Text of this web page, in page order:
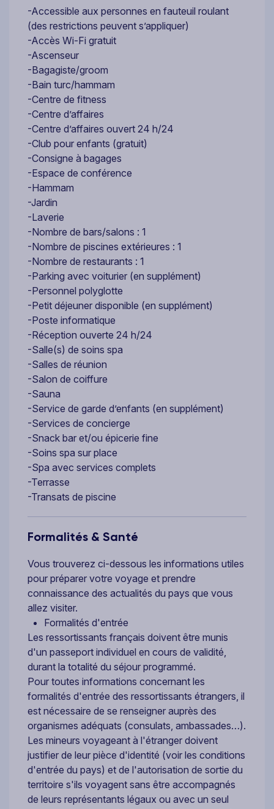
-Accessible aux personnes en fauteuil roulant
(des restrictions peuvent s’appliquer)
-Accès Wi-Fi gratuit
-Ascenseur
-Bagagiste/groom
-Bain turc/hammam
-Centre de fitness
-Centre d’affaires
-Centre d’affaires ouvert 24 h/24
-Club pour enfants (gratuit)
-Consigne à bagages
-Espace de conférence
-Hammam
-Jardin
-Laverie
-Nombre de bars/salons : 1
-Nombre de piscines extérieures : 1
-Nombre de restaurants : 1
-Parking avec voiturier (en supplément)
-Personnel polyglotte
-Petit déjeuner disponible (en supplément)
-Poste informatique
-Réception ouverte 24 h/24
-Salle(s) de soins spa
-Salles de réunion
-Salon de coiffure
-Sauna
-Service de garde d’enfants (en supplément)
-Services de concierge
-Snack bar et/ou épicerie fine
-Soins spa sur place
-Spa avec services complets
-Terrasse
-Transats de piscine
Formalités & Santé
Vous trouverez ci-dessous les informations utiles
pour préparer votre voyage et prendre
connaissance des actualités du pays que vous
allez visiter.
Formalités d'entrée
Les ressortissants français doivent être munis
d'un passeport individuel en cours de validité,
durant la totalité du séjour programmé.
Pour toutes informations concernant les
formalités d'entrée des ressortissants étrangers, il
est nécessaire de se renseigner auprès des
organismes adéquats (consulats, ambassades…).
Les mineurs voyageant à l'étranger doivent
justifier de leur pièce d'identité (voir les conditions
d'entrée du pays) et de l'autorisation de sortie du
territoire s'ils voyagent sans être accompagnés
de leurs représentants légaux ou avec un seul